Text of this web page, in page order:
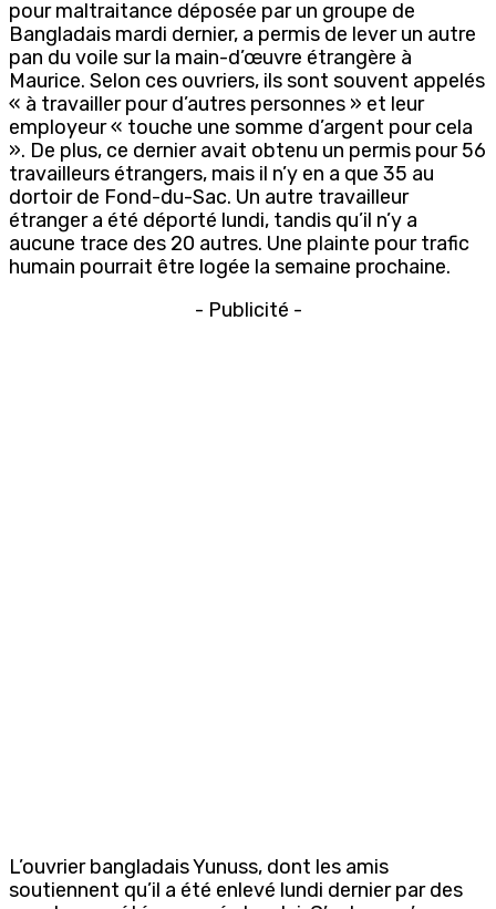
pour maltraitance déposée par un groupe de
Bangladais mardi dernier, a permis de lever un autre
pan du voile sur la main-d’œuvre étrangère à
Maurice. Selon ces ouvriers, ils sont souvent appelés
« à travailler pour d’autres personnes » et leur
employeur « touche une somme d’argent pour cela
». De plus, ce dernier avait obtenu un permis pour 56
travailleurs étrangers, mais il n’y en a que 35 au
dortoir de Fond-du-Sac. Un autre travailleur
étranger a été déporté lundi, tandis qu’il n’y a
aucune trace des 20 autres. Une plainte pour trafic
humain pourrait être logée la semaine prochaine.
- Publicité -
L’ouvrier bangladais Yunuss, dont les amis
soutiennent qu’il a été enlevé lundi dernier par des